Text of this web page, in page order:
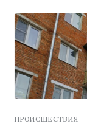
ПРОИСШЕСТВИЯ